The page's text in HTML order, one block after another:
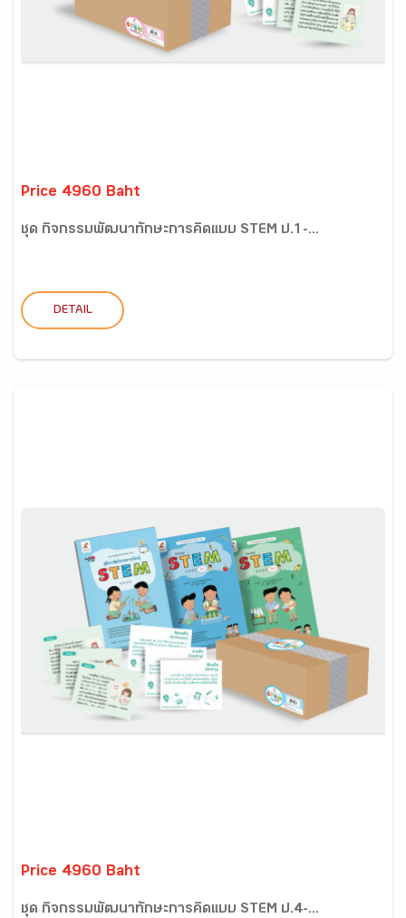
Price 4960 Baht
ชุด กิจกรรมพัฒนาทักษะการคิดแบบ STEM ป.1-...
DETAIL
Price 4960 Baht
ชุด กิจกรรมพัฒนาทักษะการคิดแบบ STEM ป.4-...